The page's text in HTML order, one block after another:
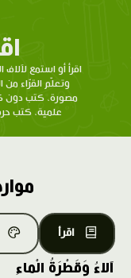
اقرأ أو استمع
وتعلّم القرّاء
مصورة، كتب دون
علمية، كتب
اقرأ
آلاءُ وَقَطْرَةُ الْماءِ